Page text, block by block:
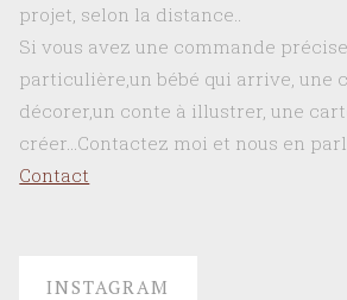
projet, selon la distance..
Si vous avez une commande
particulière,un bébé qui arrive, une
décorer,un conte à illustrer, une
créer…Contactez moi et nous en
Contact
INSTAGRAM